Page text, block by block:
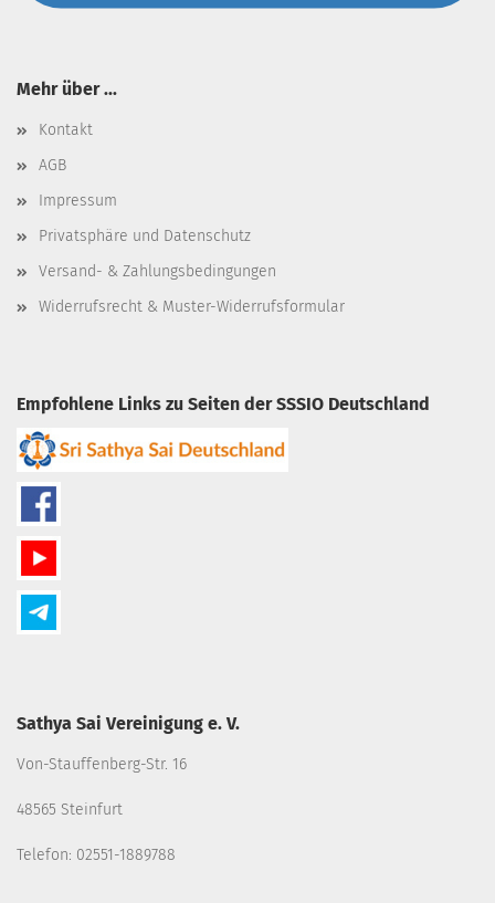
Mehr über ...
Kontakt
AGB
Impressum
Privatsphäre und Datenschutz
Versand- & Zahlungsbedingungen
Widerrufsrecht & Muster-Widerrufsformular
Empfohlene Links zu Seiten der SSSIO Deutschland
Sathya Sai Vereinigung e. V.
Von-Stauffenberg-Str. 16
48565 Steinfurt
Telefon: 02551-1889788